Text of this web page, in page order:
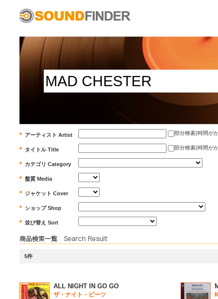
アーティスト Artist 部分検索(時間が
タイトル Title 部分検索(時間が
カテゴリ Category
盤質 Media
ジャケット Cover
ショップ Shop
並び替え Sort
5件
ALL NIGHT IN GO GO
ザ・ナイト・ビーツ